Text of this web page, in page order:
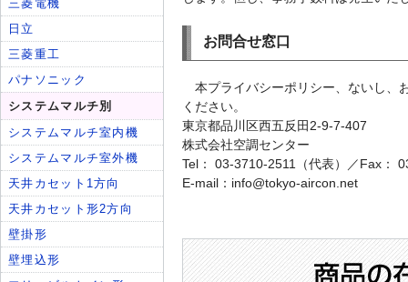
お問合せ窓口
本プライバシーポリシー、ないし、
ください。
東京都品川区西五反田2-9-7-407
株式会社空調センター
Tel： 03-3710-2511（代表）／Fax：
E-mail：info@tokyo-aircon.net